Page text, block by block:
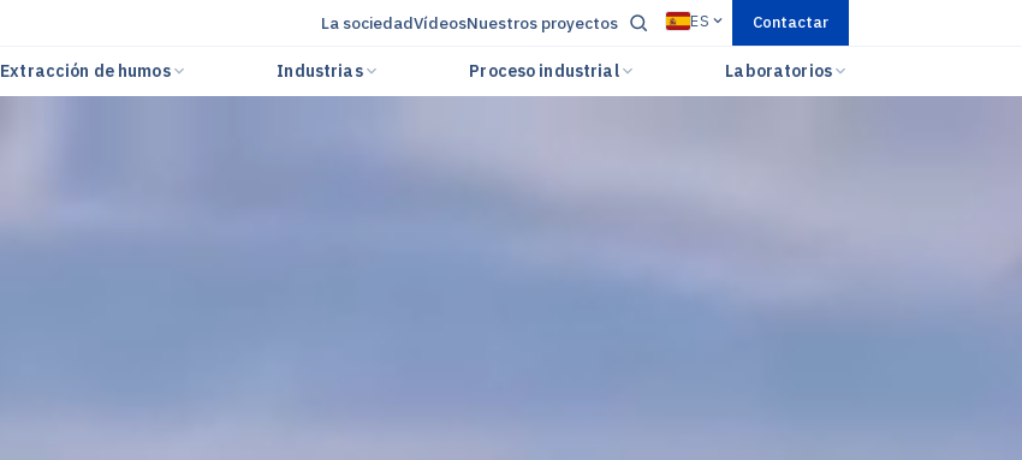
La sociedadVídeosNuestros proyectos ES Contactar
Extracción de humos Industrias Proceso industrial Laboratorios